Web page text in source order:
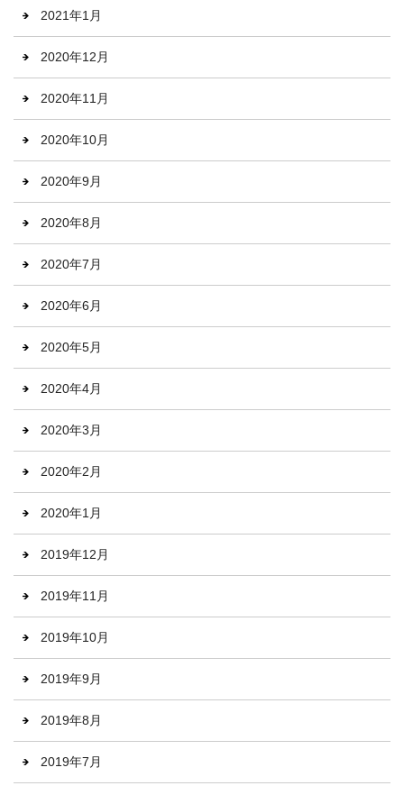
2021年1月
2020年12月
2020年11月
2020年10月
2020年9月
2020年8月
2020年7月
2020年6月
2020年5月
2020年4月
2020年3月
2020年2月
2020年1月
2019年12月
2019年11月
2019年10月
2019年9月
2019年8月
2019年7月